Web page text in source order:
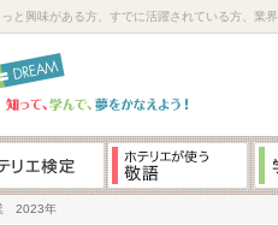
と興味がある方、すでに活躍されている方、業
2023年